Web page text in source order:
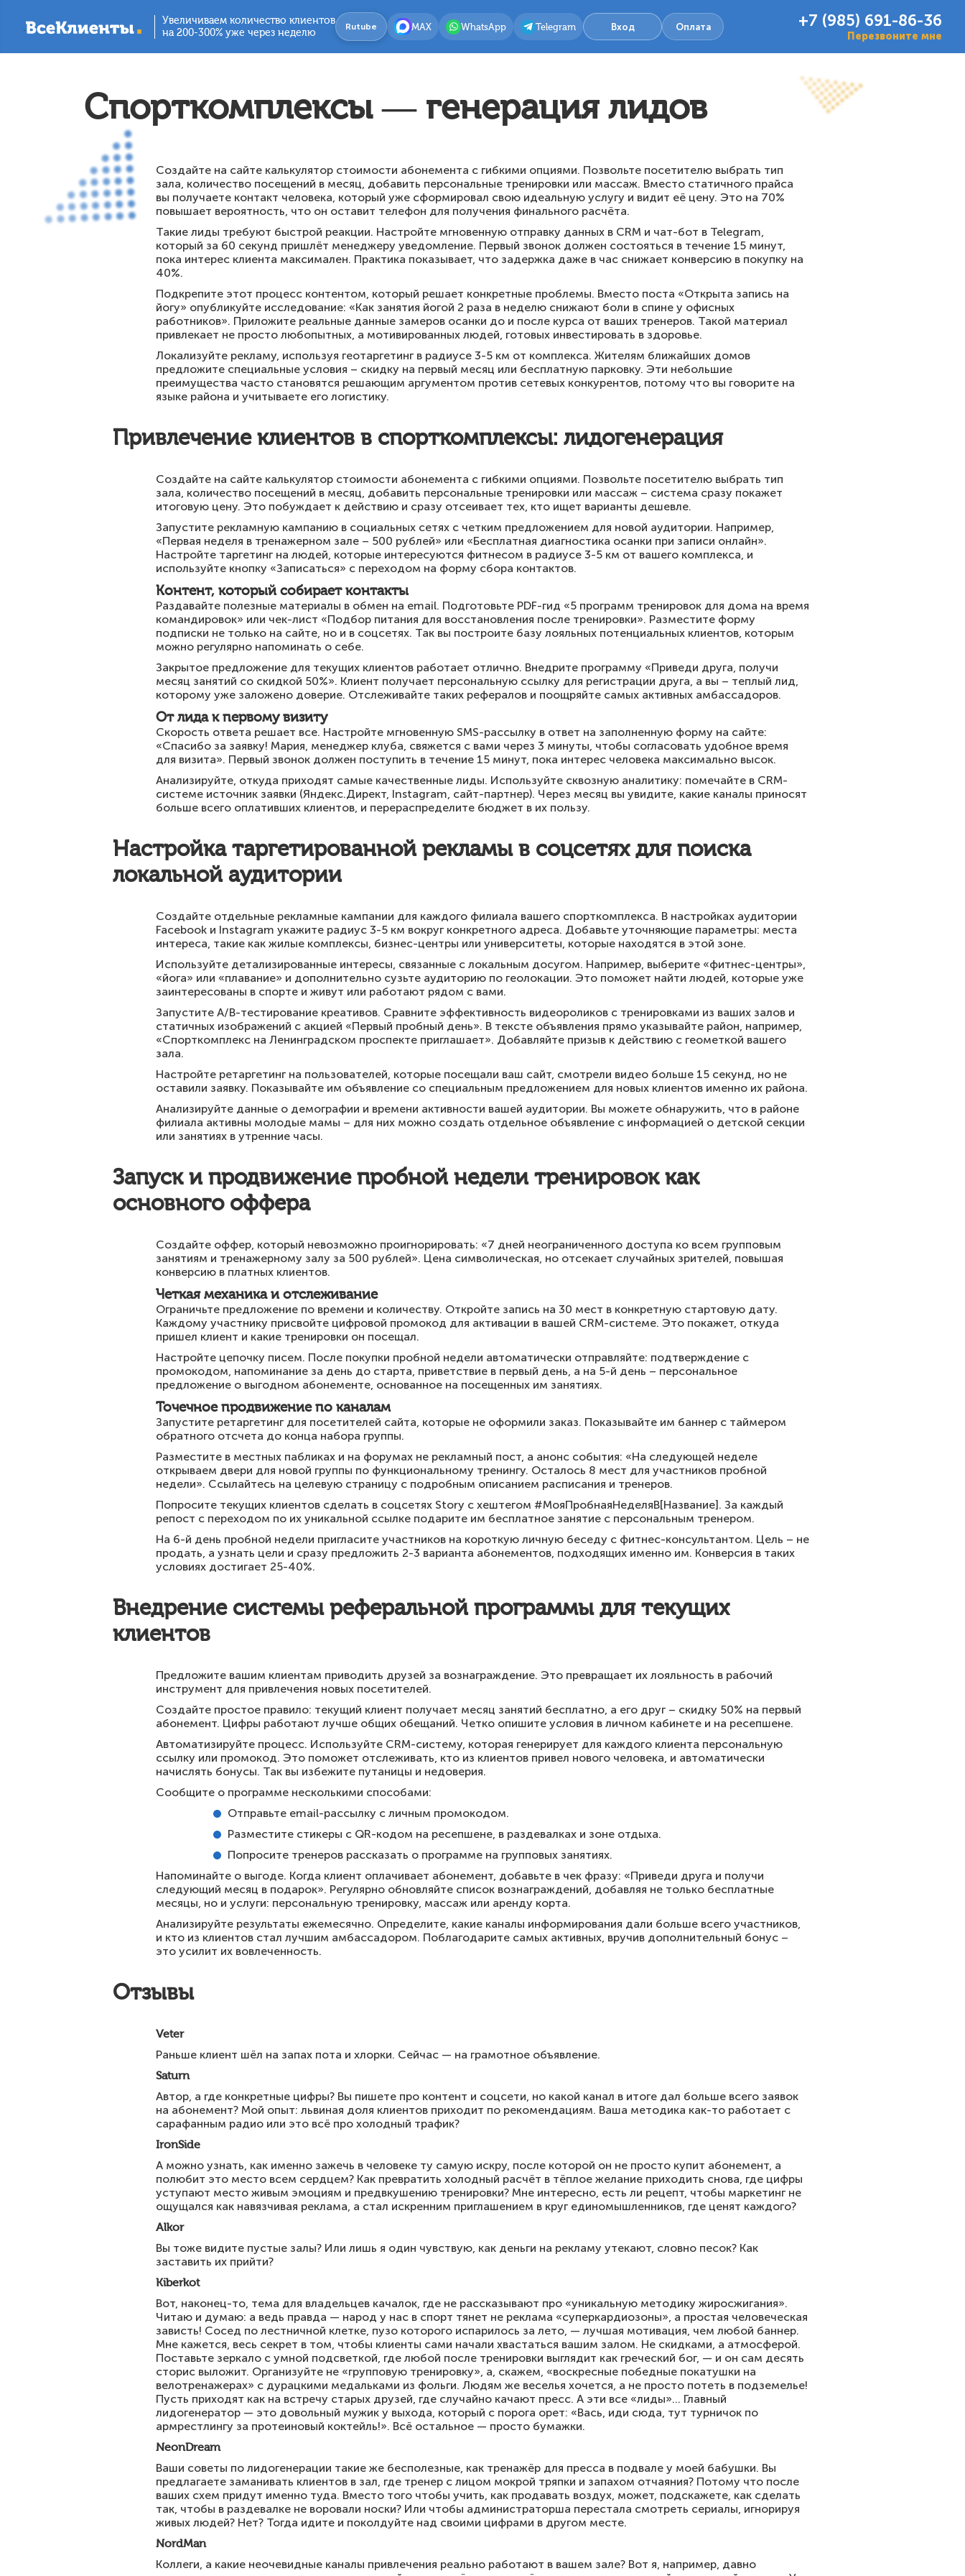
Увеличиваем количество клиентов
на 200-300% уже через неделю
+7 (985) 691-86-36
Перезвоните мне
Rutube MAX WhatsApp Telegram Вход Оплата
Спорткомплексы — генерация лидов
Создайте на сайте калькулятор стоимости абонемента с гибкими опциями. Позвольте посетителю выбрать тип
зала, количество посещений в месяц, добавить персональные тренировки или массаж. Вместо статичного прайса
вы получаете контакт человека, который уже сформировал свою идеальную услугу и видит её цену. Это на 70%
повышает вероятность, что он оставит телефон для получения финального расчёта.
Такие лиды требуют быстрой реакции. Настройте мгновенную отправку данных в CRM и чат-бот в Telegram,
который за 60 секунд пришлёт менеджеру уведомление. Первый звонок должен состояться в течение 15 минут,
пока интерес клиента максимален. Практика показывает, что задержка даже в час снижает конверсию в покупку на
40%.
Подкрепите этот процесс контентом, который решает конкретные проблемы. Вместо поста «Открыта запись на
йогу» опубликуйте исследование: «Как занятия йогой 2 раза в неделю снижают боли в спине у офисных
работников». Приложите реальные данные замеров осанки до и после курса от ваших тренеров. Такой материал
привлекает не просто любопытных, а мотивированных людей, готовых инвестировать в здоровье.
Локализуйте рекламу, используя геотаргетинг в радиусе 3-5 км от комплекса. Жителям ближайших домов
предложите специальные условия – скидку на первый месяц или бесплатную парковку. Эти небольшие
преимущества часто становятся решающим аргументом против сетевых конкурентов, потому что вы говорите на
языке района и учитываете его логистику.
Привлечение клиентов в спорткомплексы: лидогенерация
Создайте на сайте калькулятор стоимости абонемента с гибкими опциями. Позвольте посетителю выбрать тип
зала, количество посещений в месяц, добавить персональные тренировки или массаж – система сразу покажет
итоговую цену. Это побуждает к действию и сразу отсеивает тех, кто ищет варианты дешевле.
Запустите рекламную кампанию в социальных сетях с четким предложением для новой аудитории. Например,
«Первая неделя в тренажерном зале – 500 рублей» или «Бесплатная диагностика осанки при записи онлайн».
Настройте таргетинг на людей, которые интересуются фитнесом в радиусе 3-5 км от вашего комплекса, и
используйте кнопку «Записаться» с переходом на форму сбора контактов.
Контент, который собирает контакты
Раздавайте полезные материалы в обмен на email. Подготовьте PDF-гид «5 программ тренировок для дома на время
командировок» или чек-лист «Подбор питания для восстановления после тренировки». Разместите форму
подписки не только на сайте, но и в соцсетях. Так вы построите базу лояльных потенциальных клиентов, которым
можно регулярно напоминать о себе.
Закрытое предложение для текущих клиентов работает отлично. Внедрите программу «Приведи друга, получи
месяц занятий со скидкой 50%». Клиент получает персональную ссылку для регистрации друга, а вы – теплый лид,
которому уже заложено доверие. Отслеживайте таких рефералов и поощряйте самых активных амбассадоров.
От лида к первому визиту
Скорость ответа решает все. Настройте мгновенную SMS-рассылку в ответ на заполненную форму на сайте:
«Спасибо за заявку! Мария, менеджер клуба, свяжется с вами через 3 минуты, чтобы согласовать удобное время
для визита». Первый звонок должен поступить в течение 15 минут, пока интерес человека максимально высок.
Анализируйте, откуда приходят самые качественные лиды. Используйте сквозную аналитику: помечайте в CRM-
системе источник заявки (Яндекс.Директ, Instagram, сайт-партнер). Через месяц вы увидите, какие каналы приносят
больше всего оплативших клиентов, и перераспределите бюджет в их пользу.
Настройка таргетированной рекламы в соцсетях для поиска
локальной аудитории
Создайте отдельные рекламные кампании для каждого филиала вашего спорткомплекса. В настройках аудитории
Facebook и Instagram укажите радиус 3-5 км вокруг конкретного адреса. Добавьте уточняющие параметры: места
интереса, такие как жилые комплексы, бизнес-центры или университеты, которые находятся в этой зоне.
Используйте детализированные интересы, связанные с локальным досугом. Например, выберите «фитнес-центры»,
«йога» или «плавание» и дополнительно сузьте аудиторию по геолокации. Это поможет найти людей, которые уже
заинтересованы в спорте и живут или работают рядом с вами.
Запустите A/B-тестирование креативов. Сравните эффективность видеороликов с тренировками из ваших залов и
статичных изображений с акцией «Первый пробный день». В тексте объявления прямо указывайте район, например,
«Спорткомплекс на Ленинградском проспекте приглашает». Добавляйте призыв к действию с геометкой вашего
зала.
Настройте ретаргетинг на пользователей, которые посещали ваш сайт, смотрели видео больше 15 секунд, но не
оставили заявку. Показывайте им объявление со специальным предложением для новых клиентов именно их района.
Анализируйте данные о демографии и времени активности вашей аудитории. Вы можете обнаружить, что в районе
филиала активны молодые мамы – для них можно создать отдельное объявление с информацией о детской секции
или занятиях в утренние часы.
Запуск и продвижение пробной недели тренировок как
основного оффера
Создайте оффер, который невозможно проигнорировать: «7 дней неограниченного доступа ко всем групповым
занятиям и тренажерному залу за 500 рублей». Цена символическая, но отсекает случайных зрителей, повышая
конверсию в платных клиентов.
Четкая механика и отслеживание
Ограничьте предложение по времени и количеству. Откройте запись на 30 мест в конкретную стартовую дату.
Каждому участнику присвойте цифровой промокод для активации в вашей CRM-системе. Это покажет, откуда
пришел клиент и какие тренировки он посещал.
Настройте цепочку писем. После покупки пробной недели автоматически отправляйте: подтверждение с
промокодом, напоминание за день до старта, приветствие в первый день, а на 5-й день – персональное
предложение о выгодном абонементе, основанное на посещенных им занятиях.
Точечное продвижение по каналам
Запустите ретаргетинг для посетителей сайта, которые не оформили заказ. Показывайте им баннер с таймером
обратного отсчета до конца набора группы.
Разместите в местных пабликах и на форумах не рекламный пост, а анонс события: «На следующей неделе
открываем двери для новой группы по функциональному тренингу. Осталось 8 мест для участников пробной
недели». Ссылайтесь на целевую страницу с подробным описанием расписания и тренеров.
Попросите текущих клиентов сделать в соцсетях Story с хештегом #МояПробнаяНеделяВ[Название]. За каждый
репост с переходом по их уникальной ссылке подарите им бесплатное занятие с персональным тренером.
На 6-й день пробной недели пригласите участников на короткую личную беседу с фитнес-консультантом. Цель – не
продать, а узнать цели и сразу предложить 2-3 варианта абонементов, подходящих именно им. Конверсия в таких
условиях достигает 25-40%.
Внедрение системы реферальной программы для текущих
клиентов
Предложите вашим клиентам приводить друзей за вознаграждение. Это превращает их лояльность в рабочий
инструмент для привлечения новых посетителей.
Создайте простое правило: текущий клиент получает месяц занятий бесплатно, а его друг – скидку 50% на первый
абонемент. Цифры работают лучше общих обещаний. Четко опишите условия в личном кабинете и на ресепшене.
Автоматизируйте процесс. Используйте CRM-систему, которая генерирует для каждого клиента персональную
ссылку или промокод. Это поможет отслеживать, кто из клиентов привел нового человека, и автоматически
начислять бонусы. Так вы избежите путаницы и недоверия.
Сообщите о программе несколькими способами:
Отправьте email-рассылку с личным промокодом.
Разместите стикеры с QR-кодом на ресепшене, в раздевалках и зоне отдыха.
Попросите тренеров рассказать о программе на групповых занятиях.
Напоминайте о выгоде. Когда клиент оплачивает абонемент, добавьте в чек фразу: «Приведи друга и получи
следующий месяц в подарок». Регулярно обновляйте список вознаграждений, добавляя не только бесплатные
месяцы, но и услуги: персональную тренировку, массаж или аренду корта.
Анализируйте результаты ежемесячно. Определите, какие каналы информирования дали больше всего участников,
и кто из клиентов стал лучшим амбассадором. Поблагодарите самых активных, вручив дополнительный бонус –
это усилит их вовлеченность.
Отзывы
Veter
Раньше клиент шёл на запах пота и хлорки. Сейчас — на грамотное объявление.
Saturn
Автор, а где конкретные цифры? Вы пишете про контент и соцсети, но какой канал в итоге дал больше всего заявок
на абонемент? Мой опыт: львиная доля клиентов приходит по рекомендациям. Ваша методика как-то работает с
сарафанным радио или это всё про холодный трафик?
IronSide
А можно узнать, как именно зажечь в человеке ту самую искру, после которой он не просто купит абонемент, а
полюбит это место всем сердцем? Как превратить холодный расчёт в тёплое желание приходить снова, где цифры
уступают место живым эмоциям и предвкушению тренировки? Мне интересно, есть ли рецепт, чтобы маркетинг не
ощущался как навязчивая реклама, а стал искренним приглашением в круг единомышленников, где ценят каждого?
Alkor
Вы тоже видите пустые залы? Или лишь я один чувствую, как деньги на рекламу утекают, словно песок? Как
заставить их прийти?
Kiberkot
Вот, наконец-то, тема для владельцев качалок, где не рассказывают про «уникальную методику жиросжигания».
Читаю и думаю: а ведь правда — народ у нас в спорт тянет не реклама «суперкардиозоны», а простая человеческая
зависть! Сосед по лестничной клетке, пузо которого испарилось за лето, — лучшая мотивация, чем любой баннер.
Мне кажется, весь секрет в том, чтобы клиенты сами начали хвастаться вашим залом. Не скидками, а атмосферой.
Поставьте зеркало с умной подсветкой, где любой после тренировки выглядит как греческий бог, — и он сам десять
сторис выложит. Организуйте не «групповую тренировку», а, скажем, «воскресные победные покатушки на
велотренажерах» с дурацкими медальками из фольги. Людям же веселья хочется, а не просто потеть в подземелье!
Пусть приходят как на встречу старых друзей, где случайно качают пресс. А эти все «лиды»… Главный
лидогенератор — это довольный мужик у выхода, который с порога орет: «Вась, иди сюда, тут турничок по
армрестлингу за протеиновый коктейль!». Всё остальное — просто бумажки.
NeonDream
Ваши советы по лидогенерации такие же бесполезные, как тренажёр для пресса в подвале у моей бабушки. Вы
предлагаете заманивать клиентов в зал, где тренер с лицом мокрой тряпки и запахом отчаяния? Потому что после
ваших схем придут именно туда. Вместо того чтобы учить, как продавать воздух, может, подскажете, как сделать
так, чтобы в раздевалке не воровали носки? Или чтобы администраторша перестала смотреть сериалы, игнорируя
живых людей? Нет? Тогда идите и поколдуйте над своими цифрами в другом месте.
NordMan
Коллеги, а какие неочевидные каналы привлечения реально работают в вашем зале? Вот я, например, давно